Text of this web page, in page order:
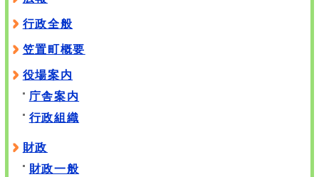
行政全般
笠置町概要
役場案内
庁舎案内
行政組織
財政
財政一般